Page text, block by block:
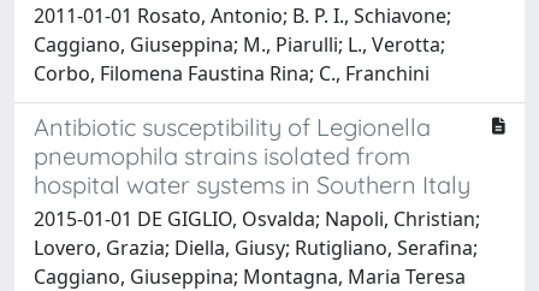
2011-01-01 Rosato, Antonio; B. P. I., Schiavone;
Caggiano, Giuseppina; M., Piarulli; L., Verotta;
Corbo, Filomena Faustina Rina; C., Franchini
Antibiotic susceptibility of Legionella
pneumophila strains isolated from
hospital water systems in Southern Italy
2015-01-01 DE GIGLIO, Osvalda; Napoli, Christian;
Lovero, Grazia; Diella, Giusy; Rutigliano, Serafina;
Caggiano, Giuseppina; Montagna, Maria Teresa